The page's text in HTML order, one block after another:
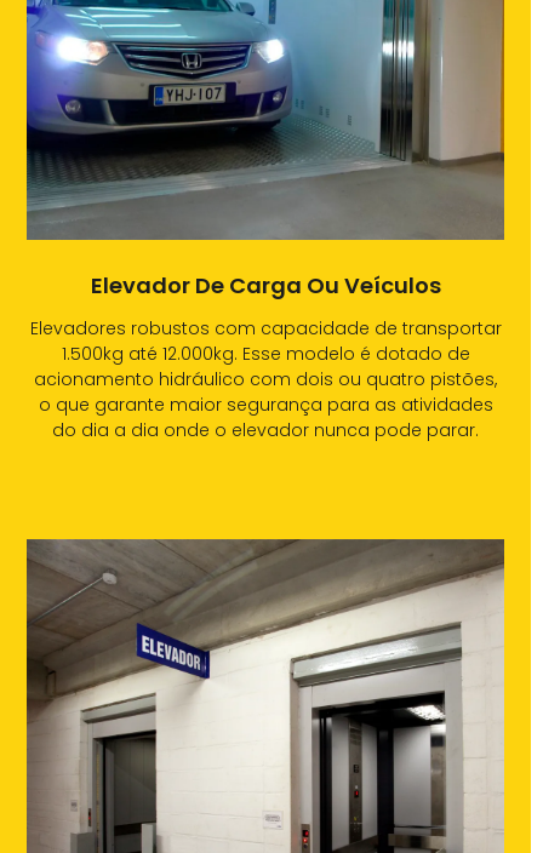
Elevador De Carga Ou Veículos
Elevadores robustos com capacidade de transportar
1.500kg até 12.000kg. Esse modelo é dotado de
acionamento hidráulico com dois ou quatro pistões,
o que garante maior segurança para as atividades
do dia a dia onde o elevador nunca pode parar.